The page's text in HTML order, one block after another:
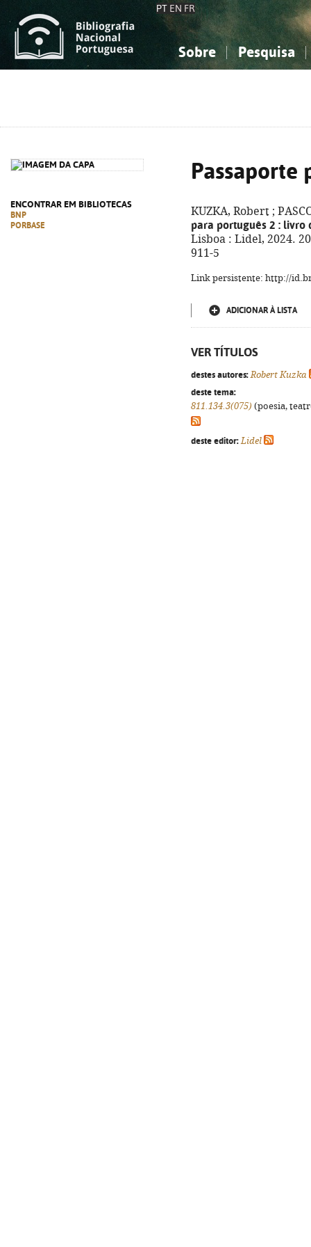
PT EN FR
Sobre Pesquisa
ENCONTRAR EM BIBLIOTECAS
BNP
PORBASE
Passaporte
KUZKA, Robert ;
para português 2 : livro
Lisboa : Lidel, 2024.
911-5
Link persistente: http://
ADICIONAR À LISTA
VER TÍTULOS
destes autores: Robert Kuzka
deste tema:
811.134.3(075) (poesia,
deste editor: Lidel